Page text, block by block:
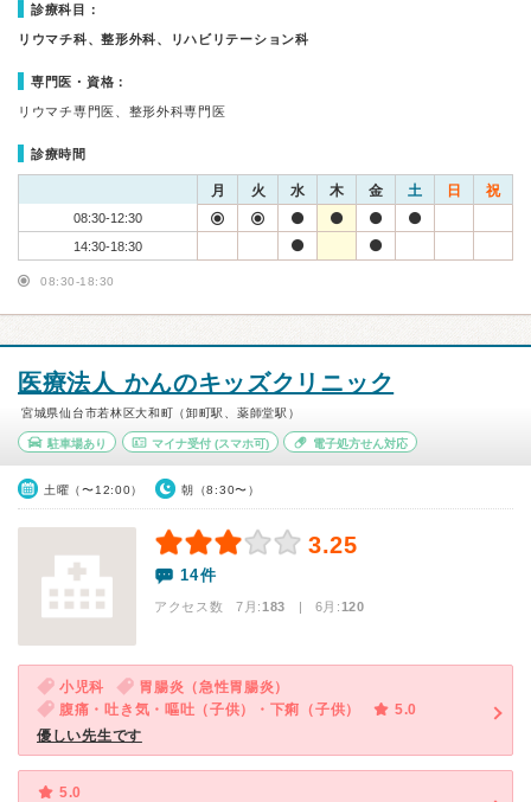
診療科目：
リウマチ科、整形外科、リハビリテーション科
専門医・資格：
リウマチ専門医、整形外科専門医
診療時間
月 火 水 木 金 土 日 祝
08:30-12:30
14:30-18:30
08:30-18:30
医療法人 かんのキッズクリニック
宮城県仙台市若林区大和町（卸町駅、薬師堂駅）
駐車場あり マイナ受付(スマホ可) 電子処方せん対応
土曜（〜12:00） 朝（8:30〜）
3.25
14件
アクセス数 7月:183 | 6月:120
小児科
胃腸炎（急性胃腸炎）
腹痛・吐き気・嘔吐（子供）・下痢（子供）
5.0
優しい先生です
5.0